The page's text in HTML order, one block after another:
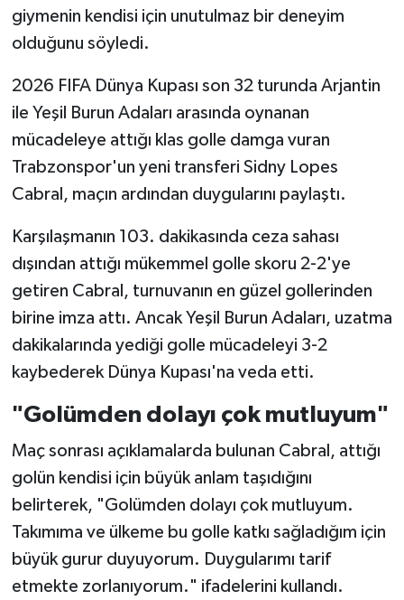
giymenin kendisi için unutulmaz bir deneyim
olduğunu söyledi.
2026 FIFA Dünya Kupası son 32 turunda Arjantin
ile Yeşil Burun Adaları arasında oynanan
mücadeleye attığı klas golle damga vuran
Trabzonspor'un yeni transferi Sidny Lopes
Cabral, maçın ardından duygularını paylaştı.
Karşılaşmanın 103. dakikasında ceza sahası
dışından attığı mükemmel golle skoru 2-2'ye
getiren Cabral, turnuvanın en güzel gollerinden
birine imza attı. Ancak Yeşil Burun Adaları, uzatma
dakikalarında yediği golle mücadeleyi 3-2
kaybederek Dünya Kupası'na veda etti.
"Golümden dolayı çok mutluyum"
Maç sonrası açıklamalarda bulunan Cabral, attığı
golün kendisi için büyük anlam taşıdığını
belirterek, "Golümden dolayı çok mutluyum.
Takımıma ve ülkeme bu golle katkı sağladığım için
büyük gurur duyuyorum. Duygularımı tarif
etmekte zorlanıyorum." ifadelerini kullandı.